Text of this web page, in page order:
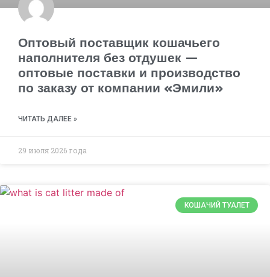
Оптовый поставщик кошачьего
наполнителя без отдушек —
оптовые поставки и производство
по заказу от компании «Эмили»
ЧИТАТЬ ДАЛЕЕ »
29 июля 2026 года
КОШАЧИЙ ТУАЛЕТ